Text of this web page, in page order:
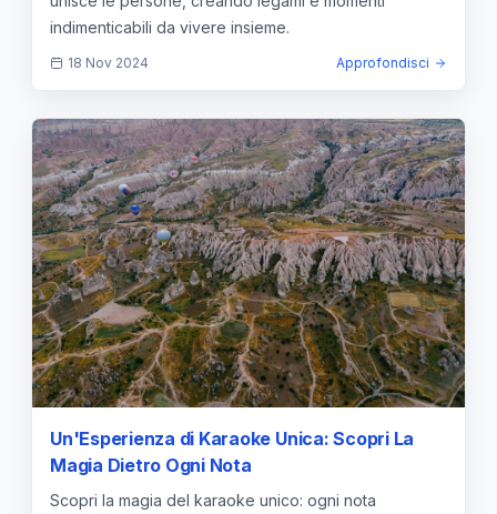
indimenticabili da vivere insieme.
18 Nov 2024 Approfondisci
Un'Esperienza di Karaoke Unica: Scopri La
Magia Dietro Ogni Nota
Scopri la magia del karaoke unico: ogni nota